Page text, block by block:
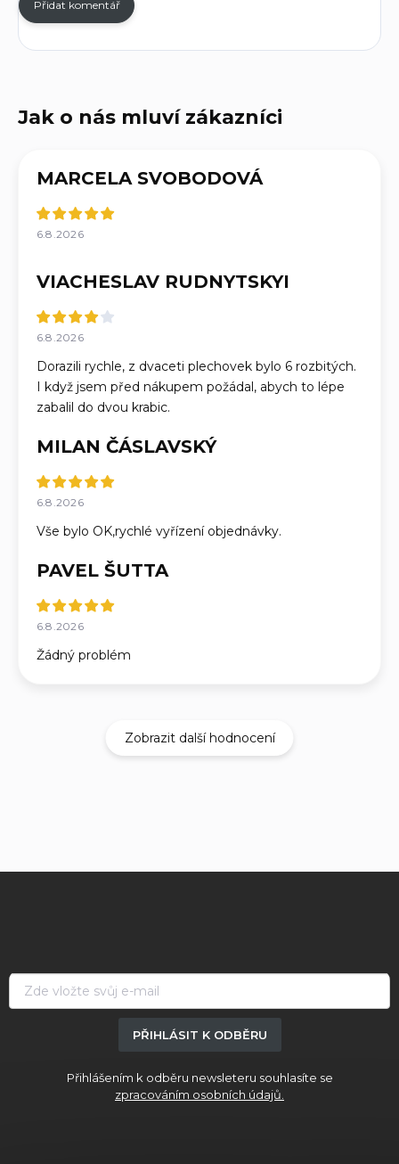
Přidat komentář
MARCELA SVOBODOVÁ
6.8.2026
VIACHESLAV RUDNYTSKYI
6.8.2026
Dorazili rychle, z dvaceti plechovek bylo 6 rozbitých.
I když jsem před nákupem požádal, abych to lépe
zabalil do dvou krabic.
MILAN ČÁSLAVSKÝ
6.8.2026
Vše bylo OK,rychlé vyřízení objednávky.
PAVEL ŠUTTA
6.8.2026
Žádný problém
Zobrazit další hodnocení
PŘIHLÁSIT K ODBĚRU
Přihlášením k odběru newsleteru souhlasíte se
zpracováním osobních údajů.